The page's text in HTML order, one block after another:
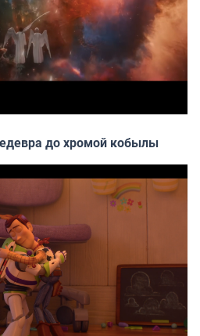
до хромой кобылы